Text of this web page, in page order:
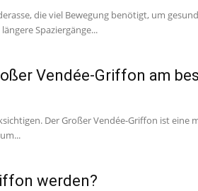
die viel Bewegung benötigt, um
Spaziergänge...
Vendée-Griffon am
Der Großer Vendée-Griffon ist eine
werden?